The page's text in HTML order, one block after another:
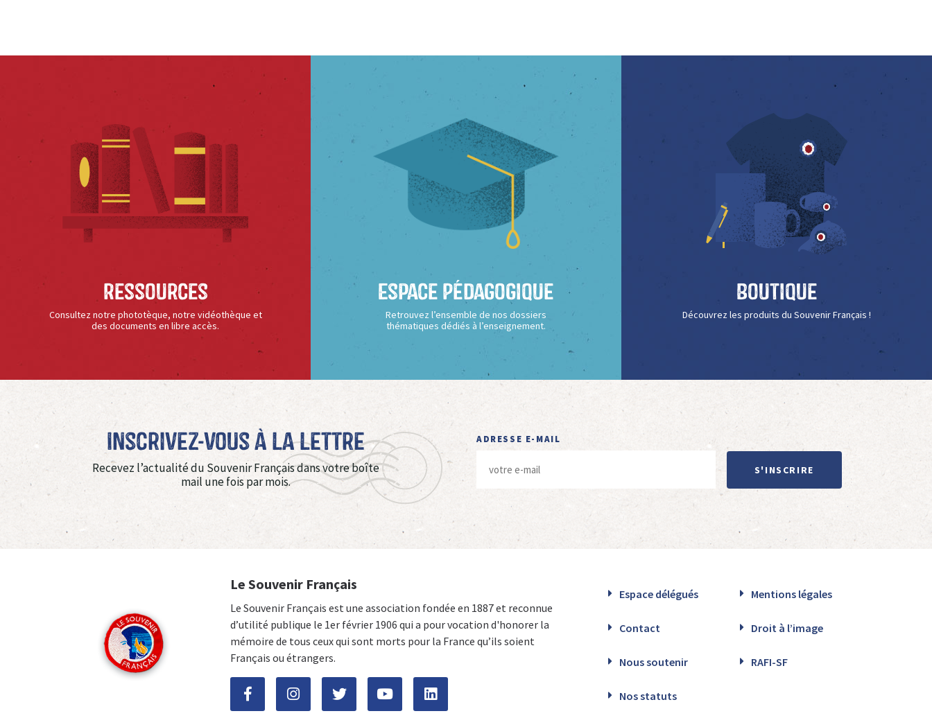
Ressources
Consultez notre phototèque, notre vidéothèque et
des documents en libre accès.
Espace Pédagogique
Retrouvez l’ensemble de nos dossiers
thématiques dédiés à l’enseignement.
Boutique
Découvrez les produits du Souvenir Français !
Inscrivez-vous à La Lettre
Recevez l’actualité du Souvenir Français dans votre boîte
mail une fois par mois.
ADRESSE E-MAIL
S'INSCRIRE
Le Souvenir Français
Le Souvenir Français est une association fondée en 1887 et reconnue
d’utilité publique le 1er février 1906 qui a pour vocation d'honorer la
mémoire de tous ceux qui sont morts pour la France qu’ils soient
Français ou étrangers.
Espace délégués Mentions légales
Contact Droit à l’image
Nous soutenir RAFI-SF
Nos statuts